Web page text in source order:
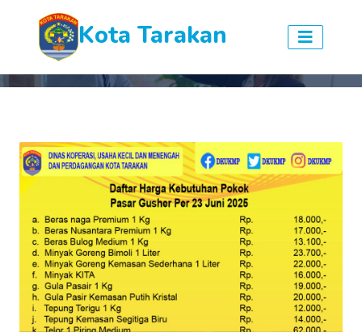
Kota Tarakan